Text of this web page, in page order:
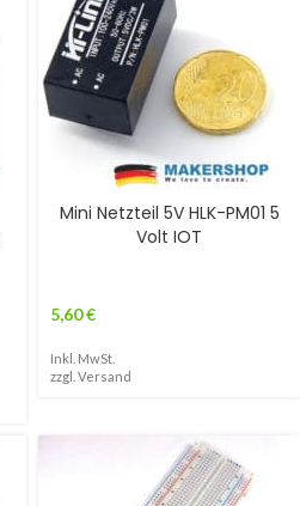
Mini Netzteil 5V HLK-PM01 5
Volt IOT
5,60€
Inkl. MwSt.
zzgl. Versand